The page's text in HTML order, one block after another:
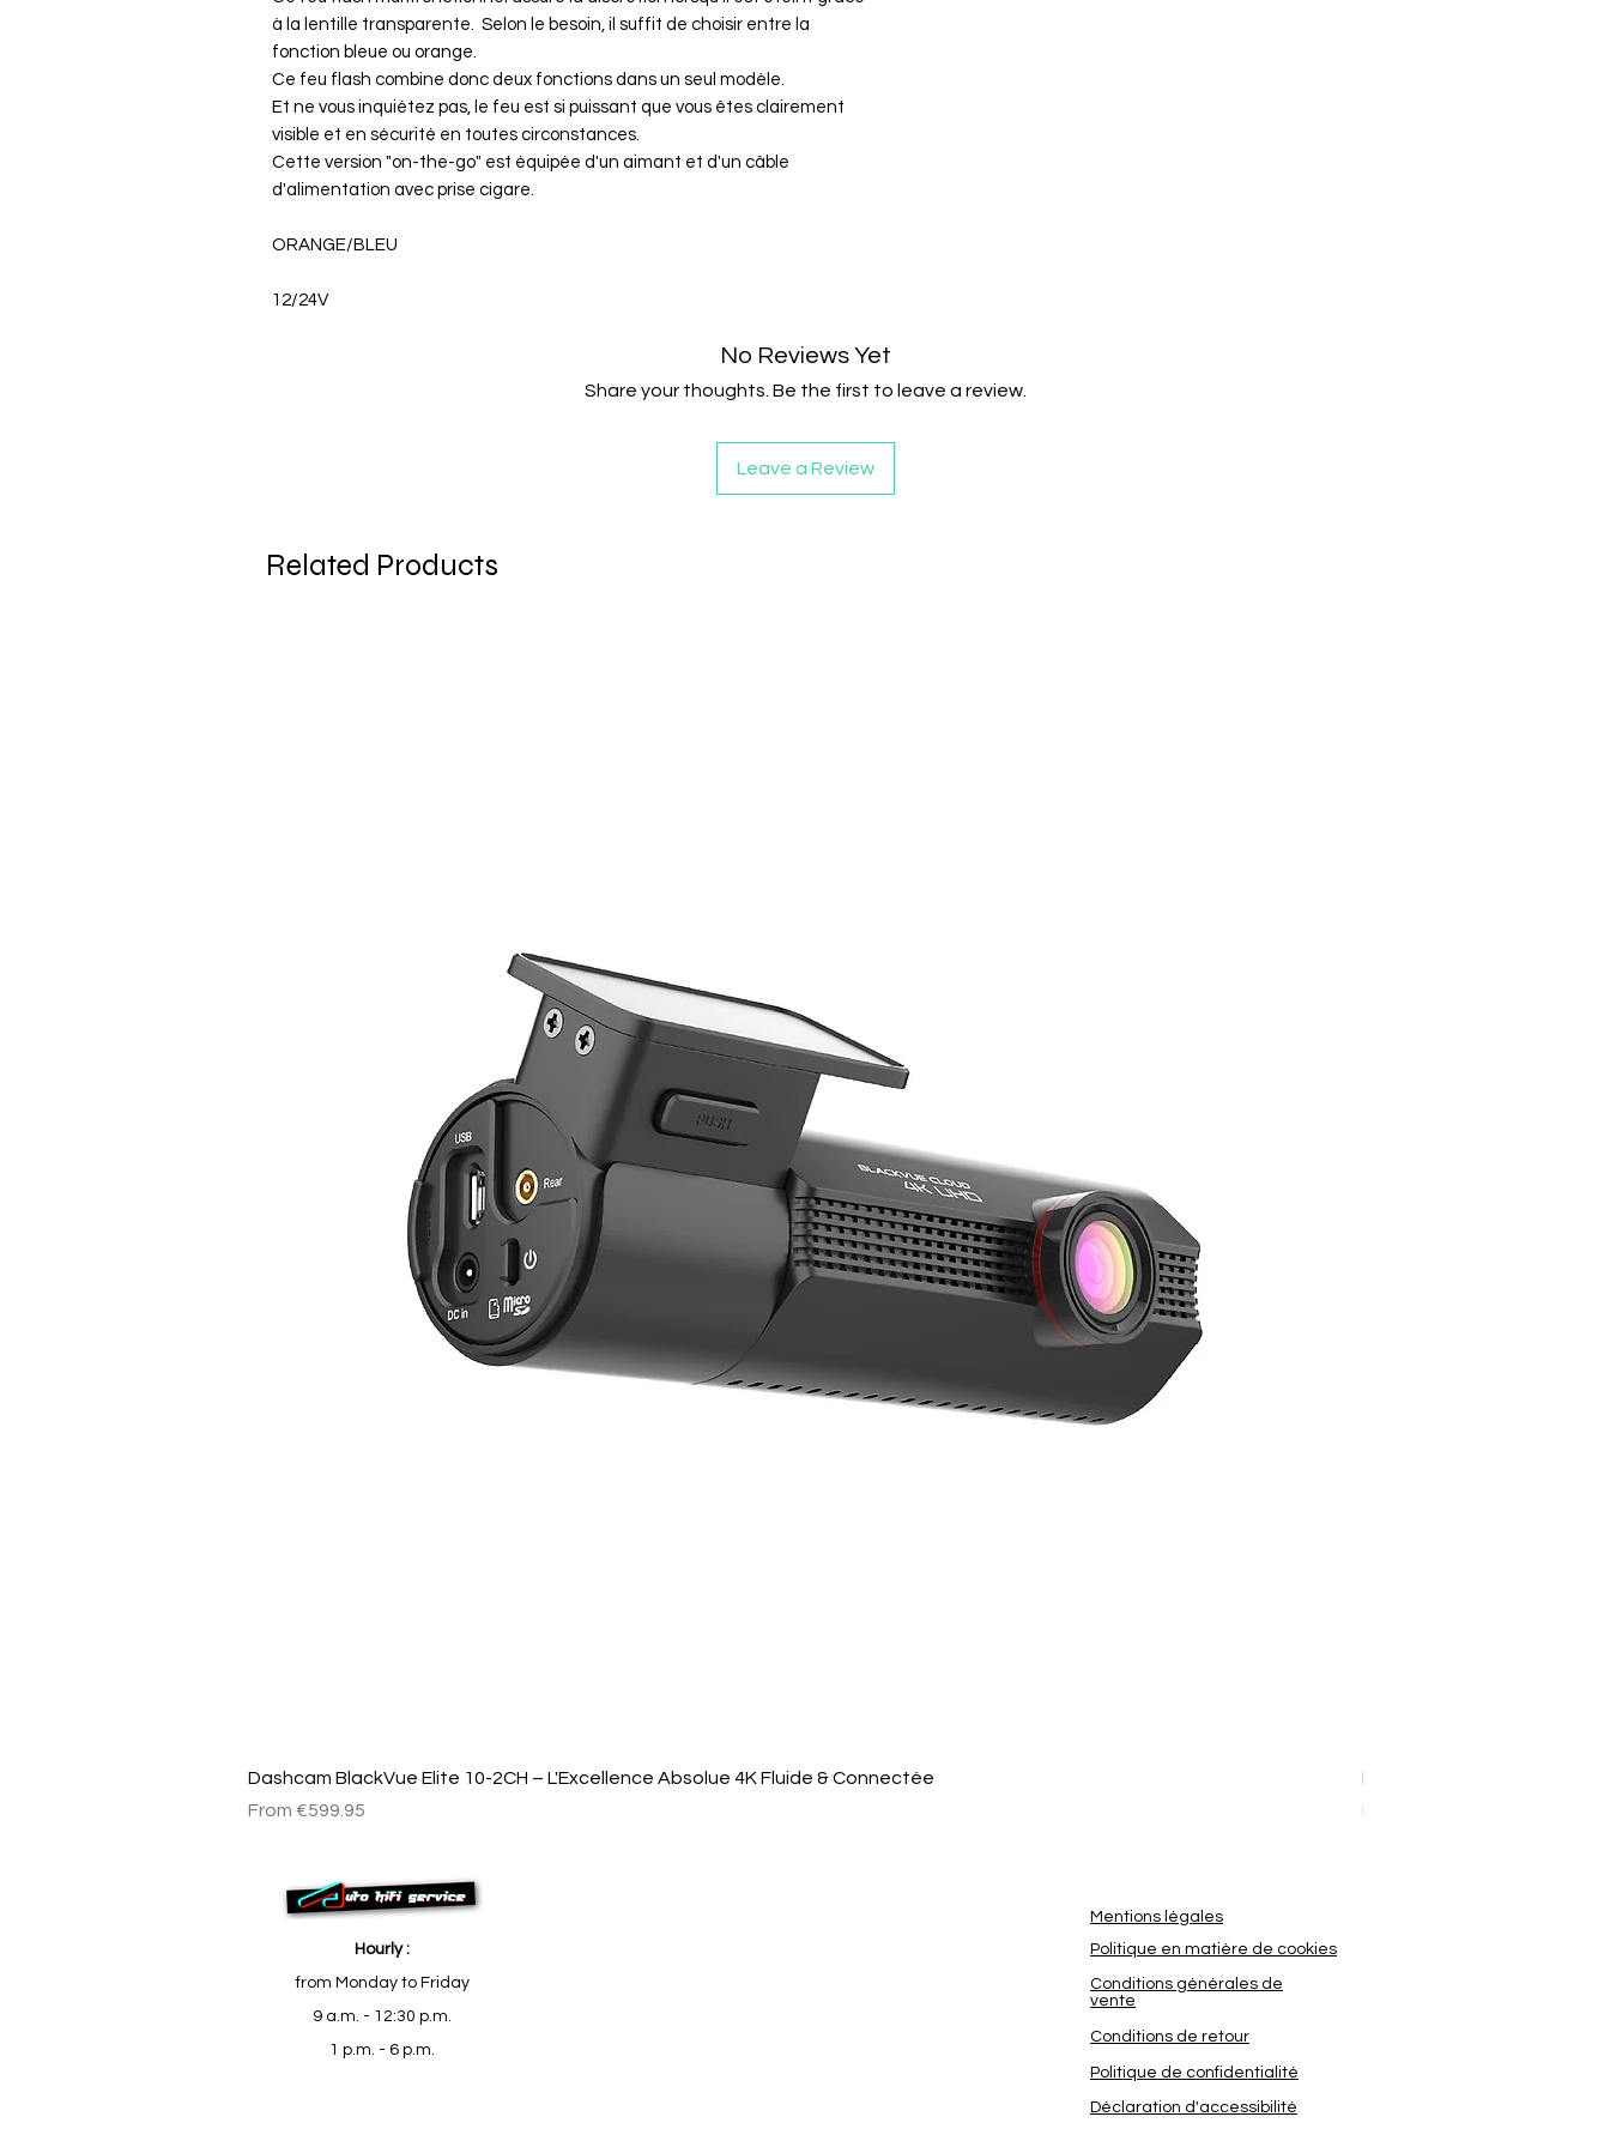
à la lentille transparente. Selon le besoin, il suffit de choisir entre la
fonction bleue ou orange.
Ce feu flash combine donc deux fonctions dans un seul modèle.
Et ne vous inquiétez pas, le feu est si puissant que vous êtes clairement
visible et en sécurité en toutes circonstances.
Cette version "on-the-go" est équipée d'un aimant et d'un câble
d'alimentation avec prise cigare.
ORANGE/BLEU
12/24V
No Reviews Yet
Share your thoughts. Be the first to leave a review.
Leave a Review
Related Products
Quick View
Dashcam BlackVue Elite 10-2CH – L'Excellence Absolue 4K Fluide & Connectée
From €599.95
Sale Price
Dashcam BlackVue Elite 8-
From
Sale Price
Hourly :
from Monday to Friday
9 a.m. - 12:30 p.m.
1 p.m. - 6 p.m.
Mentions légales
Politique en matière de cookies
Conditions générales de
vente
Conditions de retour
Politique de confidentialité
Déclaration d'accessibilité